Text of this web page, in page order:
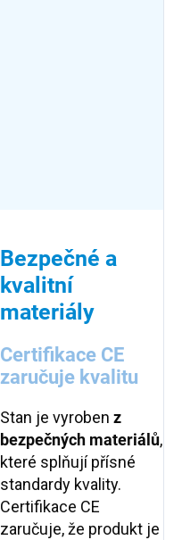
Bezpečné a
kvalitní
materiály
Certifikace CE
zaručuje kvalitu
Stan je vyroben z
bezpečných materiálů,
které splňují přísné
standardy kvality.
Certifikace CE
zaručuje, že produkt je